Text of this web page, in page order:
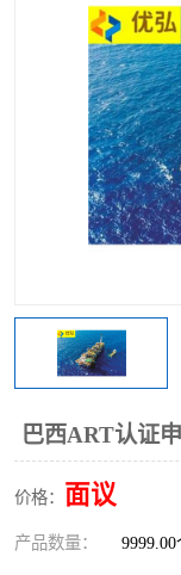
巴西ART认证
价格： 面议
产品数量： 9999.00